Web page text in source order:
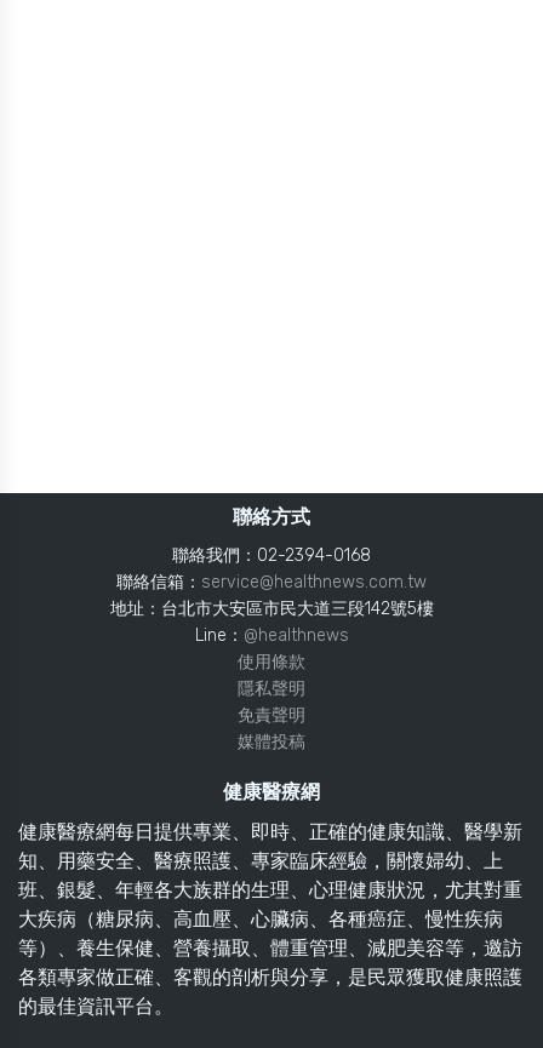
聯絡方式
聯絡我們：02-2394-0168
聯絡信箱： service@healthnews.com.tw
地址：台北市大安區市民大道三段142號5樓
Line： @healthnews
使用條款
隱私聲明
免責聲明
媒體投稿
健康醫療網
健康醫療網每日提供專業、即時、正確的健康知識、醫學新
知、用藥安全、醫療照護、專家臨床經驗，關懷婦幼、上
班、銀髮、年輕各大族群的生理、心理健康狀況，尤其對重
大疾病（糖尿病、高血壓、心臟病、各種癌症、慢性疾病
等）、養生保健、營養攝取、體重管理、減肥美容等，邀訪
各類專家做正確、客觀的剖析與分享，是民眾獲取健康照護
的最佳資訊平台。